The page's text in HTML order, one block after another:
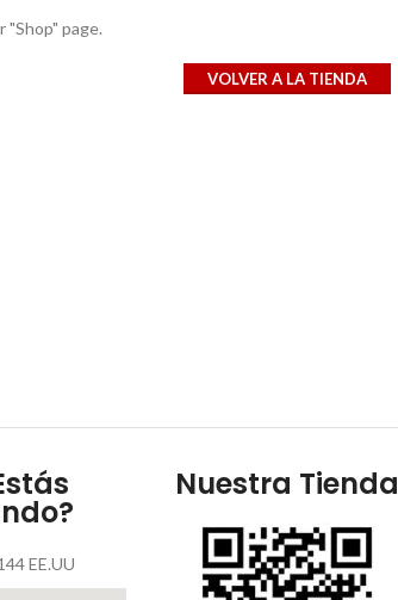
page.
VOLVER A LA TIENDA
EE.UU
Nuestra Tienda